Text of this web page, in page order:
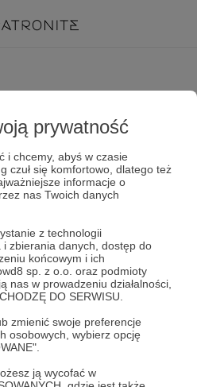
prywatność
i chcemy, abyś w czasie
czuł się komfortowo, dlatego też
informacje o
nas Twoich danych
z technologii
zbierania danych, dostęp do
końcowym i ich
sp. z o.o. oraz podmioty
nas w prowadzeniu działalności,
DO SERWISU.
zmienić swoje preferencje
osobowych, wybierz opcję
ją wycofać w
Zapomniałeś hasła?
lub